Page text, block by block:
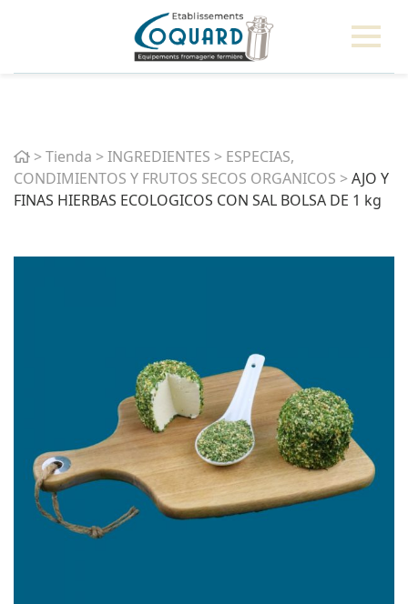
Home
>Tienda >INGREDIENTES > ESPECIAS,
CONDIMIENTOS Y FRUTOS SECOS ORGANICOS >AJO Y
FINAS HIERBAS ECOLOGICOS CON SAL BOLSA DE 1 kg